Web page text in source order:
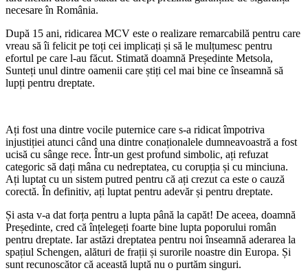
necesare în România.
După 15 ani, ridicarea MCV este o realizare remarcabilă pentru care
vreau să îi felicit pe toți cei implicați și să le mulțumesc pentru
efortul pe care l-au făcut. Stimată doamnă Președinte Metsola,
Sunteți unul dintre oamenii care știți cel mai bine ce înseamnă să
lupți pentru dreptate.
Ați fost una dintre vocile puternice care s-a ridicat împotriva
injustiției atunci când una dintre conaționalele dumneavoastră a fost
ucisă cu sânge rece. Într-un gest profund simbolic, ați refuzat
categoric să dați mâna cu nedreptatea, cu corupția și cu minciuna.
Ați luptat cu un sistem putred pentru că ați crezut ca este o cauză
corectă. În definitiv, ați luptat pentru adevăr și pentru dreptate.
Și asta v-a dat forța pentru a lupta până la capăt! De aceea, doamnă
Președinte, cred că înțelegeți foarte bine lupta poporului român
pentru dreptate. Iar astăzi dreptatea pentru noi înseamnă aderarea la
spațiul Schengen, alături de frații și surorile noastre din Europa. Și
sunt recunoscător că această luptă nu o purtăm singuri.